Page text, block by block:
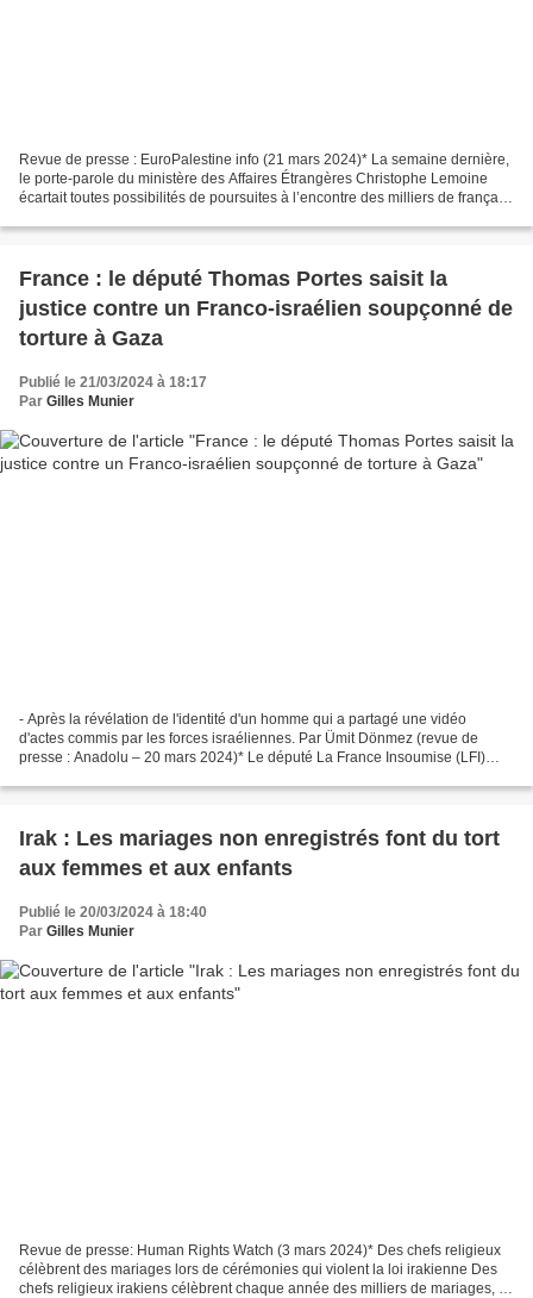
Revue de presse : EuroPalestine info (21 mars 2024)* La semaine dernière,
le porte-parole du ministère des Affaires Étrangères Christophe Lemoine
écartait toutes possibilités de poursuites à l’encontre des milliers de français
France : le député Thomas Portes saisit la
justice contre un Franco-israélien soupçonné de
torture à Gaza
Publié le 21/03/2024 à 18:17
Par Gilles Munier
- Après la révélation de l'identité d'un homme qui a partagé une vidéo
d'actes commis par les forces israéliennes. Par Ümit Dönmez (revue de
presse : Anadolu – 20 mars 2024)* Le député La France Insoumise (LFI)
Irak : Les mariages non enregistrés font du tort
aux femmes et aux enfants
Publié le 20/03/2024 à 18:40
Par Gilles Munier
Revue de presse: Human Rights Watch (3 mars 2024)* Des chefs religieux
célèbrent des mariages lors de cérémonies qui violent la loi irakienne Des
chefs religieux irakiens célèbrent chaque année des milliers de mariages, y